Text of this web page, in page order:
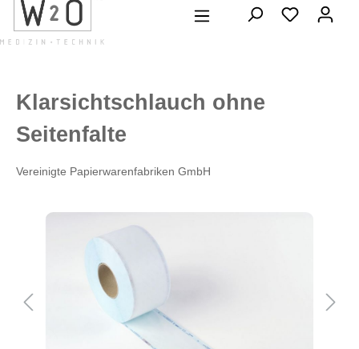
springen
Klarsichtschlauch ohne
Seitenfalte
Vereinigte Papierwarenfabriken GmbH
Bildergalerie überspringen